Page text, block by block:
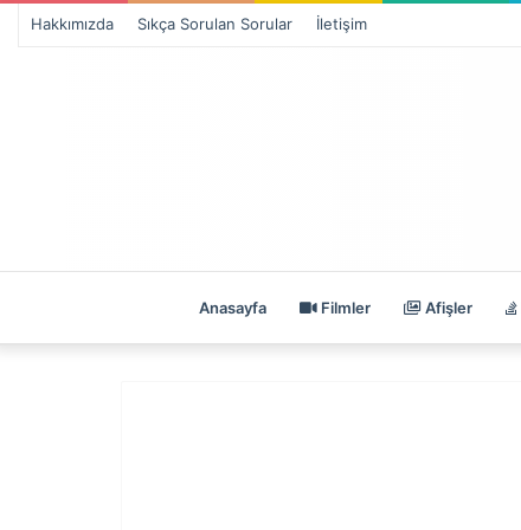
Hakkımızda Sıkça Sorulan Sorular İletişim
Anasayfa Filmler Afişler